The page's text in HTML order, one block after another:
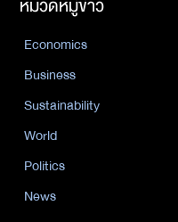
Economics
Business
Sustainability
World
Politics
News